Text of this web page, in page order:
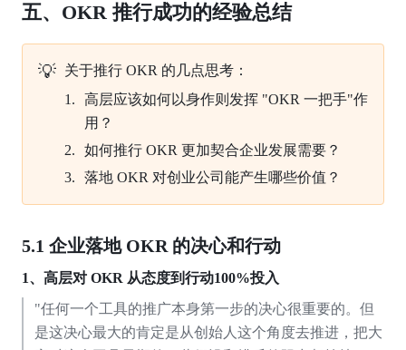
五、OKR 推行成功的经验总结
💡 关于推行 OKR 的几点思考：
高层应该如何以身作则发挥 "OKR 一把手"作
用？
如何推行 OKR 更加契合企业发展需要？
落地 OKR 对创业公司能产生哪些价值？
5.1 企业落地 OKR 的决心和行动
1、高层对 OKR 从态度到行动100%投入
"任何一个工具的推广本身第一步的决心很重要的。但
是这决心最大的肯定是从创始人这个角度去推进，把大